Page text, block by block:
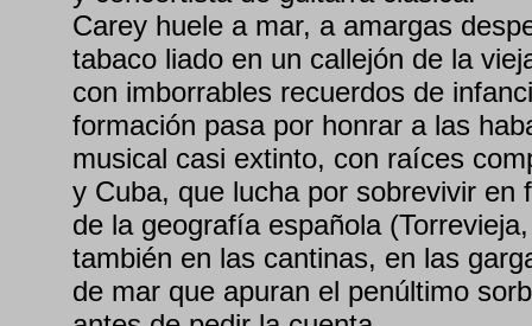
Carey huele a mar, a amargas
tabaco liado en un callejón de la
con imborrables recuerdos de
formación pasa por honrar a las
musical casi extinto, con raíces
y Cuba, que lucha por sobrevivir en
de la geografía española
también en las cantinas, en las
de mar que apuran el penúltimo